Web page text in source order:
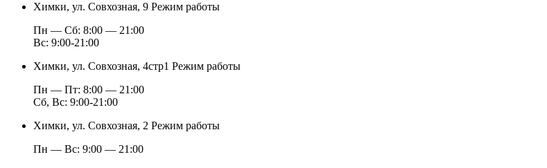
Химки, ул. Совхозная, 9 Режим работы
Пн — Сб: 8:00 — 21:00
Вс: 9:00-21:00
Химки, ул. Совхозная, 4стр1 Режим работы
Пн — Пт: 8:00 — 21:00
Сб, Вс: 9:00-21:00
Химки, ул. Совхозная, 2 Режим работы
Пн — Вс: 9:00 — 21:00